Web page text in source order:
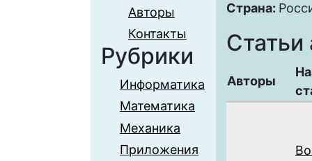
Авторы
Контакты
Рубрики
Информатика
Математика
Механика
Приложения
Страна:
Статьи
Авторы